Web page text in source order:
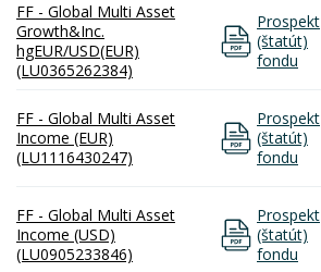
FF - Global Multi Asset
Growth&Inc.
hgEUR/USD(EUR)
(LU0365262384)
Prospekt
(štatút)
fondu
FF - Global Multi Asset
Income (EUR)
(LU1116430247)
Prospekt
(štatút)
fondu
FF - Global Multi Asset
Income (USD)
(LU0905233846)
Prospekt
(štatút)
fondu